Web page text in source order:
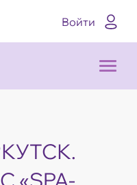
Войти